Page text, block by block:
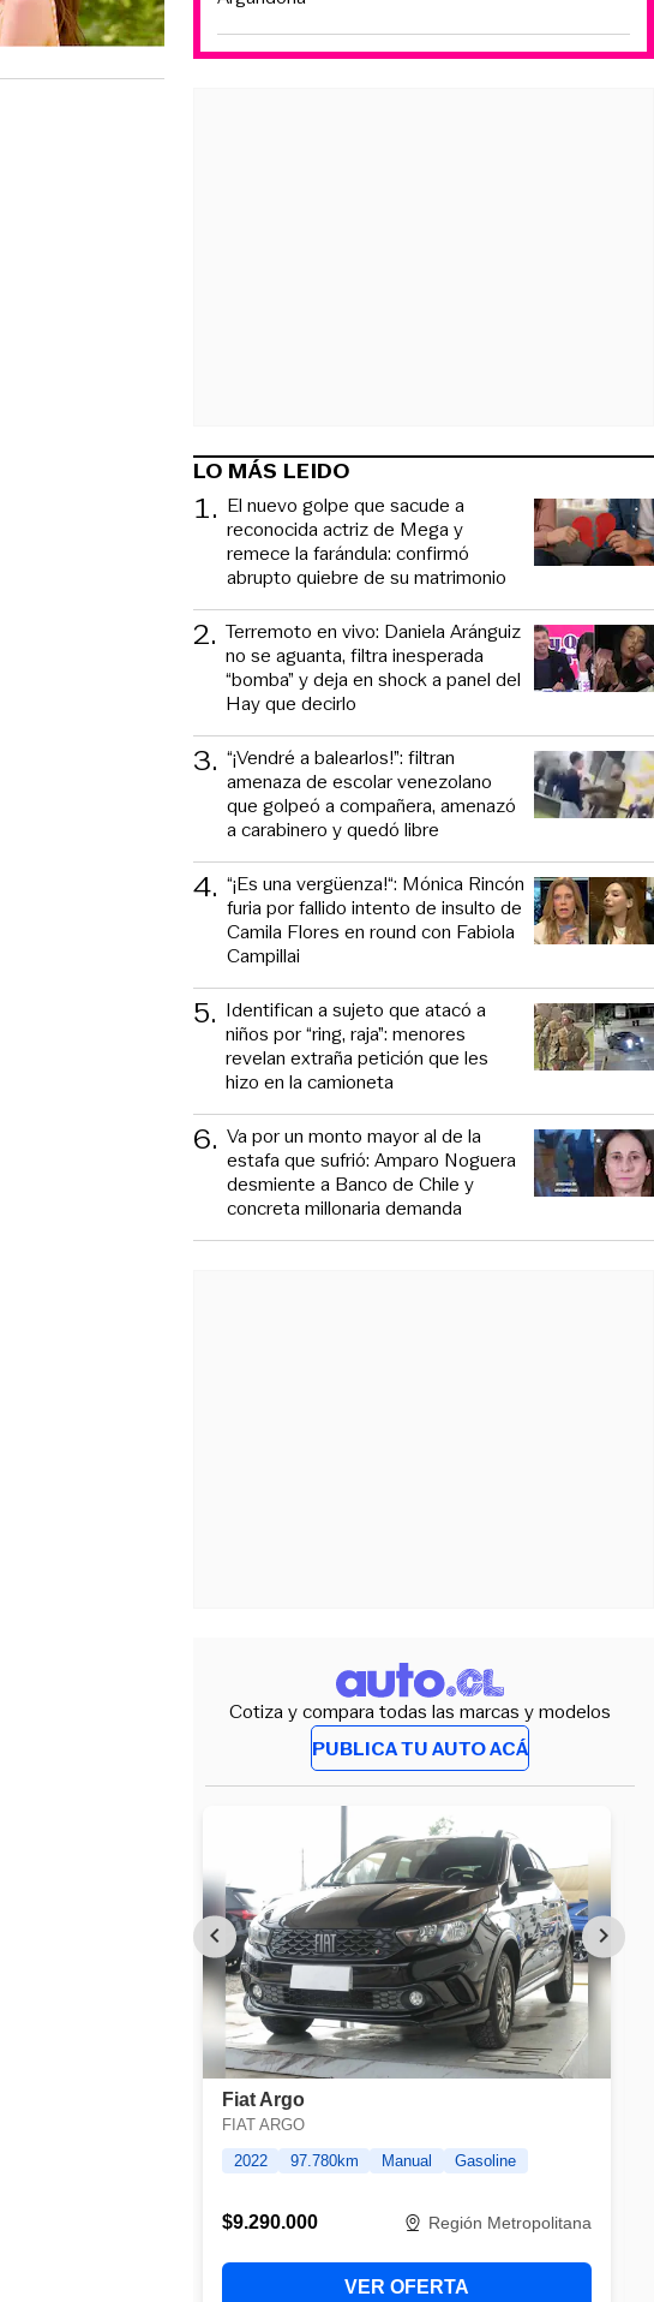
LO MÁS LEIDO
1. El nuevo golpe que sacude a
reconocida actriz de Mega y
remece la farándula: confirmó
abrupto quiebre de su matrimonio
2. Terremoto en vivo: Daniela Aránguiz
no se aguanta, filtra inesperada
“bomba” y deja en shock a panel del
Hay que decirlo
3. “¡Vendré a balearlos!”: filtran
amenaza de escolar venezolano
que golpeó a compañera, amenazó
a carabinero y quedó libre
4. “¡Es una vergüenza!“: Mónica Rincón
furia por fallido intento de insulto de
Camila Flores en round con Fabiola
Campillai
5. Identifican a sujeto que atacó a
niños por “ring, raja”: menores
revelan extraña petición que les
hizo en la camioneta
6. Va por un monto mayor al de la
estafa que sufrió: Amparo Noguera
desmiente a Banco de Chile y
concreta millonaria demanda
Cotiza y compara todas las marcas y modelos
PUBLICA TU AUTO ACÁ